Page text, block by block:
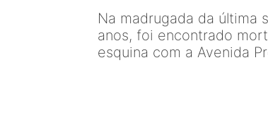
Na madrugada da última
anos, foi encontrado
esquina com a Avenida